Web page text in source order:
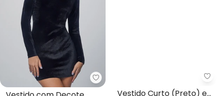
Authoria - Vestido com